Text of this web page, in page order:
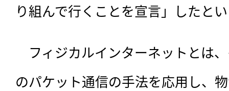
り組んで行くことを宣言」したと
フィジカルインターネットとは
のパケット通信の手法を応用し、